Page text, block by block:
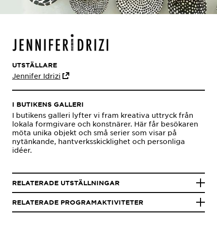
UTSTÄLLARE
Jennifer Idrizi
I BUTIKENS GALLERI
I butikens galleri lyfter vi fram kreativa uttryck från
lokala formgivare och konstnärer. Här får besökaren
möta unika objekt och små serier som visar på
nytänkande, hantverksskicklighet och personliga
idéer.
RELATERADE UTSTÄLLNINGAR
RELATERADE PROGRAMAKTIVITETER